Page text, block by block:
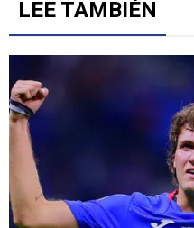
LEE TAMBIÉN